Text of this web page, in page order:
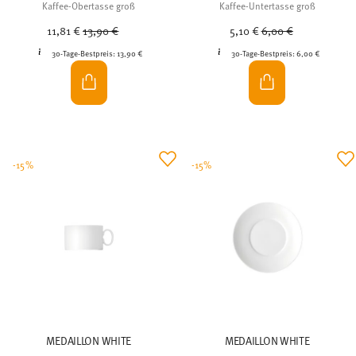
Kaffee-Obertasse groß
11,81 € Price reduced from
13,90 €
30-Tage-Bestpreis:13,90 €
Kaffee-Untertasse groß
5,10 €Price reduced from
6,00 €to
30-Tage-Bestpreis:6,00 €
MEDAILLON WHITE
-15%
MEDAILLON WHITE
-15%